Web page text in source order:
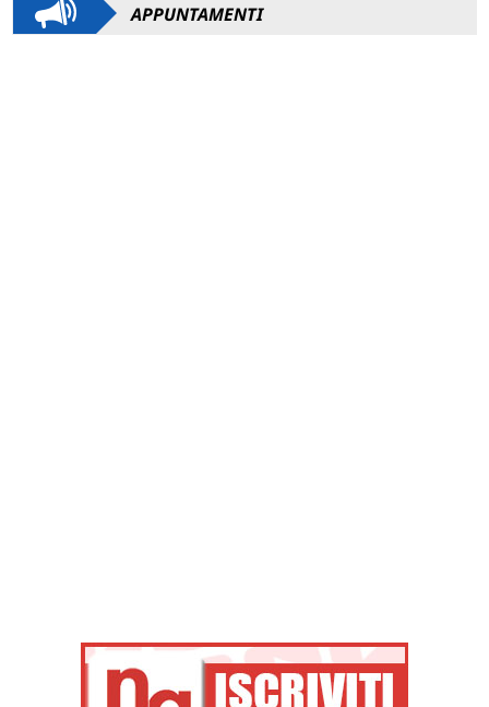
APPUNTAMENTI